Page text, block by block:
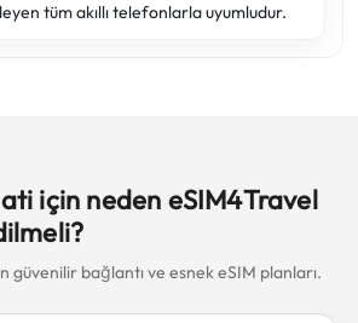
tüm akıllı telefonlarla uyumludur.
için neden eSIM4Travel
güvenilir bağlantı ve esnek eSIM planları.